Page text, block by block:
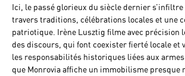
Ici, le passé glorieux du siècle dernier
travers traditions, célébrations locales et une
patriotique. Irène Lusztig filme avec précision
des discours, qui font coexister fierté locale et
les responsabilités historiques liées aux
que Monrovia affiche un immobilisme presque